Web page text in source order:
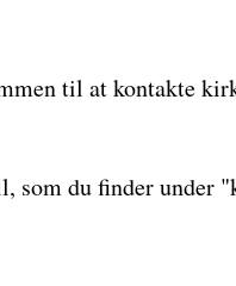
til at kontakte
som du finder under